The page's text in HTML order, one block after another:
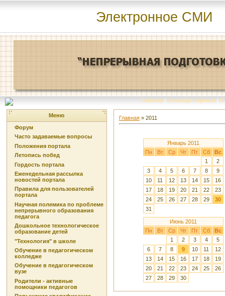
Электронное СМИ
Главная | Команда портала | О
Меню
Форум
Часто задаваемые вопросы
Положения портала
Летопись побед
Гордость портала
Еженедельная рассылка
новостей портала
Правила для пользователей
портала
Научная полемика по проблеме
непрерывного образования
педагога
Дошкольное технологическое
образование детей
"Технология" в школе
Обучение в педагогическом
колледже
Обучение в педагогическом
вузе
Родители - активные
помощники педагогов
Главная » 2011
Январь 2011
Пн
Вт Ср Чт Пт Сб
Вс
1
2
3
4 5 6 7 8
9
10
11 12 13 14 15
16
17
18 19 20 21 22
23
24
25 26 27 28 29
30
31
Июнь 2011
Пн
Вт Ср Чт Пт Сб
Вс
1
2 3 4
5
6
7 8 9 10 11
12
13
14 15 16 17 18
19
20
21 22 23 24 25
26
27
28 29 30